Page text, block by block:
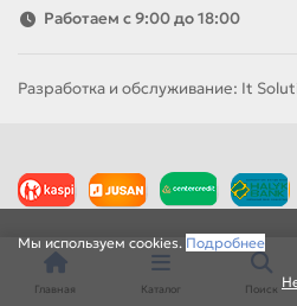
Мы используем cookies. Подробнее
Работаем с 9:00 до 18:00
Разработка и обслуживание: It
Главная Каталог Поиск